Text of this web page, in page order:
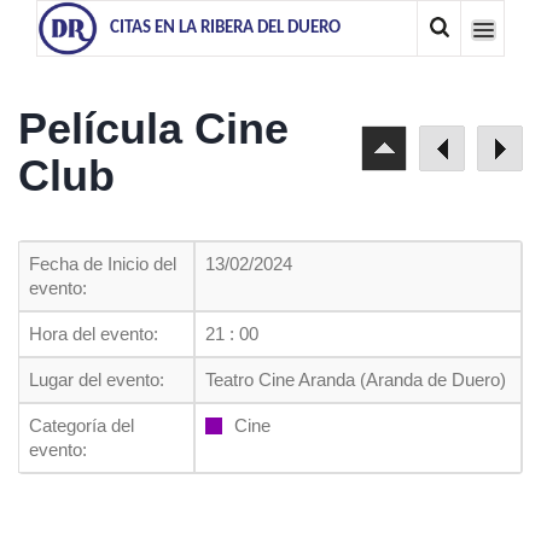
CITAS EN LA RIBERA DEL DUERO
Película Cine
Club
Fecha de Inicio del
evento:
13/02/2024
Hora del evento: 21 : 00
Lugar del evento: Teatro Cine Aranda (Aranda de Duero)
Categoría del
evento:
Cine